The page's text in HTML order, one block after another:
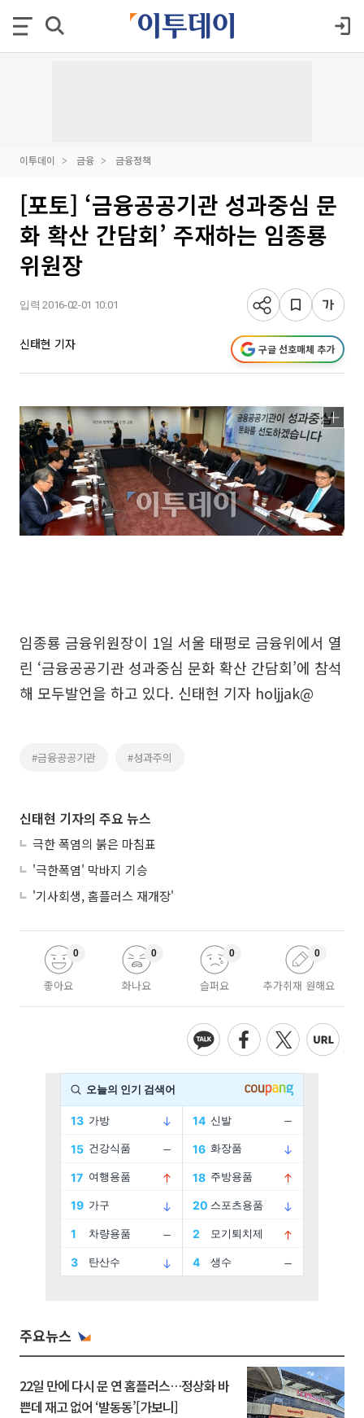
이투데이 금융 금융정책
[포토] ‘금융공공기관 성과중심 문
화 확산 간담회’ 주재하는 임종룡
위원장
입력 2016-02-01 10:01
신태현 기자 구글 선호매체 추가
임종룡 금융위원장이 1일 서울 태평로 금융위에서 열
린 ‘금융공공기관 성과중심 문화 확산 간담회’에 참석
해 모두발언을 하고 있다. 신태현 기자 holjjak@
#금융공공기관 #성과주의
신태현 기자의 주요 뉴스
극한 폭염의 붉은 마침표
'극한폭염' 막바지 기승
'기사회생, 홈플러스 재개장'
좋아요
0
화나요
0
슬퍼요
0
추가취재 원해요
0
주요뉴스
22일 만에 다시 문 연 홈플러스…정상화 바
쁜데 재고 없어 ‘발동동’[가보니]